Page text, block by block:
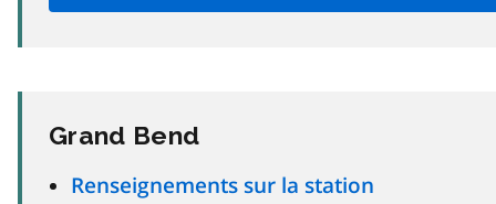
Grand Bend
Renseignements sur la station